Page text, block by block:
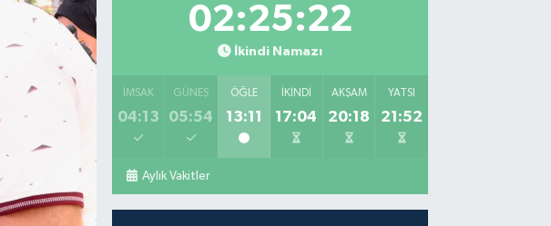
02:25:21
İkindi Namazı
İMSAK
04:13
GÜNEŞ
05:54
ÖĞLE
13:11
İKINDI
17:04
AKŞAM
20:18
YATSI
21:52
Aylık Vakitler